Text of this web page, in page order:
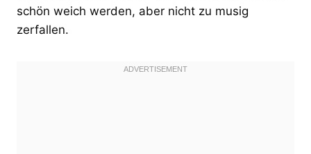
schön weich werden, aber nicht zu musig
zerfallen.